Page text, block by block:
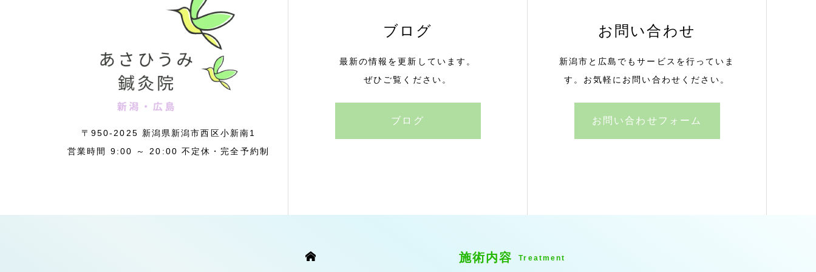
〒950-2025 新潟県新潟市西区小新南1
営業時間 9:00 ～ 20:00 不定休・完全予約制
ブログ
最新の情報を更新しています。
ぜひご覧ください。
ブログ
お問い合わせ
新潟市と広島でもサービスを行っていま
す。お気軽にお問い合わせください。
お問い合わせフォーム
施術内容 Treatment